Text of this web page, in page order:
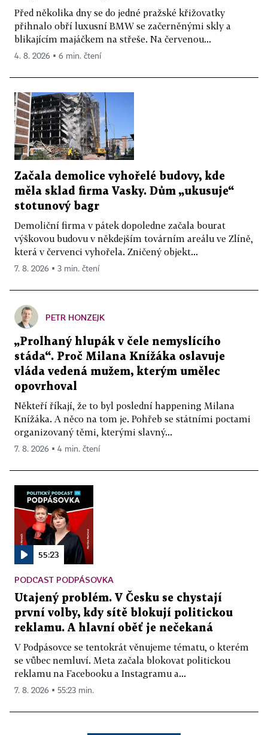
Před několika dny se do jedné pražské křižovatky
přihnalo obří luxusní BMW se začerněnými skly a
blikajícím majáčkem na střeše. Na červenou...
4. 8. 2026 ▪ 6 min. čtení
Začala demolice vyhořelé budovy, kde
měla sklad firma Vasky. Dům „ukusuje“
stotunový bagr
Demoliční firma v pátek dopoledne začala bourat
výškovou budovu v někdejším továrním areálu ve Zlíně,
která v červenci vyhořela. Zničený objekt...
7. 8. 2026 ▪ 3 min. čtení
PETR HONZEJK
„Prolhaný hlupák v čele nemyslícího
stáda“. Proč Milana Knížáka oslavuje
vláda vedená mužem, kterým umělec
opovrhoval
Někteří říkají, že to byl poslední happening Milana
Knížáka. A něco na tom je. Pohřeb se státními poctami
organizovaný těmi, kterými slavný...
7. 8. 2026 ▪ 4 min. čtení
55:23
PODCAST PODPÁSOVKA
Utajený problém. V Česku se chystají
první volby, kdy sítě blokují politickou
reklamu. A hlavní oběť je nečekaná
V Podpásovce se tentokrát věnujeme tématu, o kterém
se vůbec nemluví. Meta začala blokovat politickou
reklamu na Facebooku a Instagramu a...
7. 8. 2026 ▪ 55:23 min.